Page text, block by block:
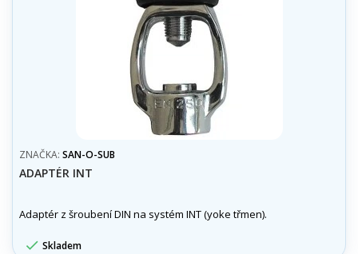
ZNAČKA: SAN-O-SUB
ADAPTÉR INT
Adaptér z šroubení DIN na systém INT (yoke třmen).
 Skladem